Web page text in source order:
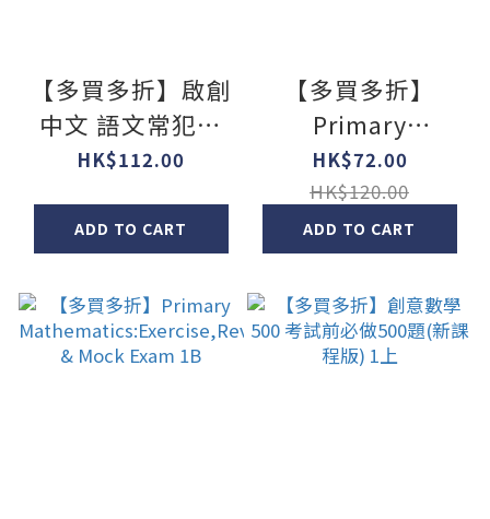
【多買多折】啟創
中文 語文常犯錯
500 題 1年級
HK$112.00
ADD TO CART
【多買多折】
Primary
& Mock Exam 1A
HK$72.00
HK$120.00
ADD TO CART